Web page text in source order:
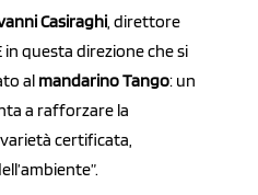
Casiraghi, direttore
in questa direzione che si
al mandarino Tango: un
a rafforzare la
certificata,